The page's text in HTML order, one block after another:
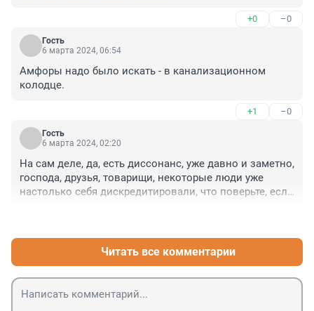
+0 –0
Гость
6 марта 2024, 06:54
Амфоры надо было искать - в канализационном
колодце.
+1 –0
Гость
6 марта 2024, 02:20
На сам деле, да, есть диссонанс, уже давно и заметно,
господа, друзья, товарищи, некоторые люди уже
настолько себя дискредитировали, что поверьте, если
чувств испытал!..)Читать все комментарии